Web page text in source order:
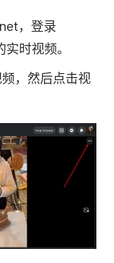
，登录
时视频。
，然后点击视